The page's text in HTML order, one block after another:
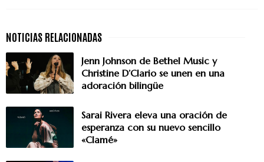
Jenn Johnson de Bethel Music y
Christine D’Clario se unen en una
adoración bilingüe
Sarai Rivera eleva una oración de
esperanza con su nuevo sencillo
«Clamé»